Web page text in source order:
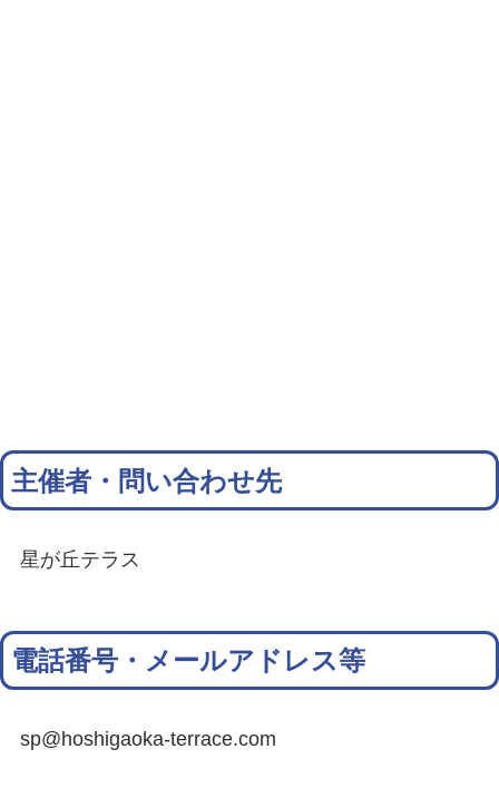
主催者・問い合わせ先
星が丘テラス
電話番号・メールアドレス等
sp@hoshigaoka-terrace.com